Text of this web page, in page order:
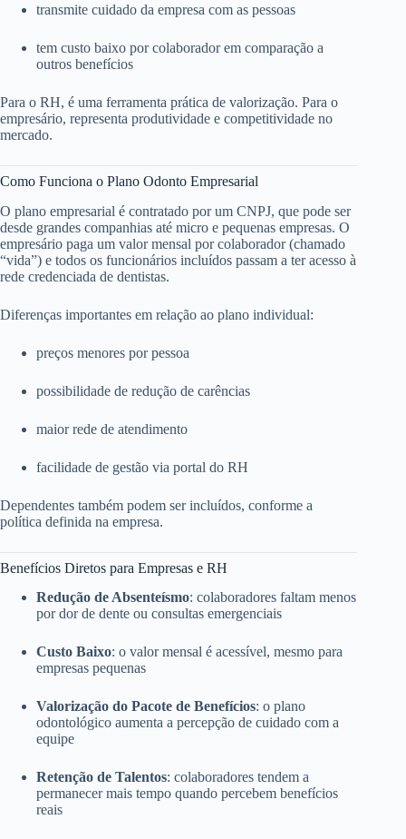
transmite cuidado da empresa com as pessoas
tem custo baixo por colaborador em comparação a
outros benefícios
Para o RH, é uma ferramenta prática de valorização. Para o
empresário, representa produtividade e competitividade no
mercado.
Como Funciona o Plano Odonto Empresarial
O plano empresarial é contratado por um CNPJ, que pode ser
desde grandes companhias até micro e pequenas empresas. O
empresário paga um valor mensal por colaborador (chamado
“vida”) e todos os funcionários incluídos passam a ter acesso à
rede credenciada de dentistas.
Diferenças importantes em relação ao plano individual:
preços menores por pessoa
possibilidade de redução de carências
maior rede de atendimento
facilidade de gestão via portal do RH
Dependentes também podem ser incluídos, conforme a
política definida na empresa.
Benefícios Diretos para Empresas e RH
Redução de Absenteísmo: colaboradores faltam menos
por dor de dente ou consultas emergenciais
Custo Baixo: o valor mensal é acessível, mesmo para
empresas pequenas
Valorização do Pacote de Benefícios: o plano
odontológico aumenta a percepção de cuidado com a
equipe
Retenção de Talentos: colaboradores tendem a
permanecer mais tempo quando percebem benefícios
reais